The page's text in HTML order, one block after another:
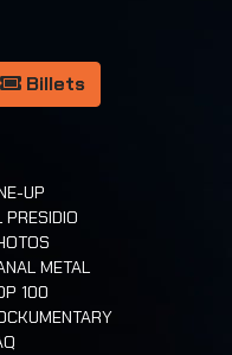
Billets
UP
PRESIDIO
METAL
100